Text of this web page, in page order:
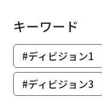
キーワード
#ディビジョン1
#ディビジョン3